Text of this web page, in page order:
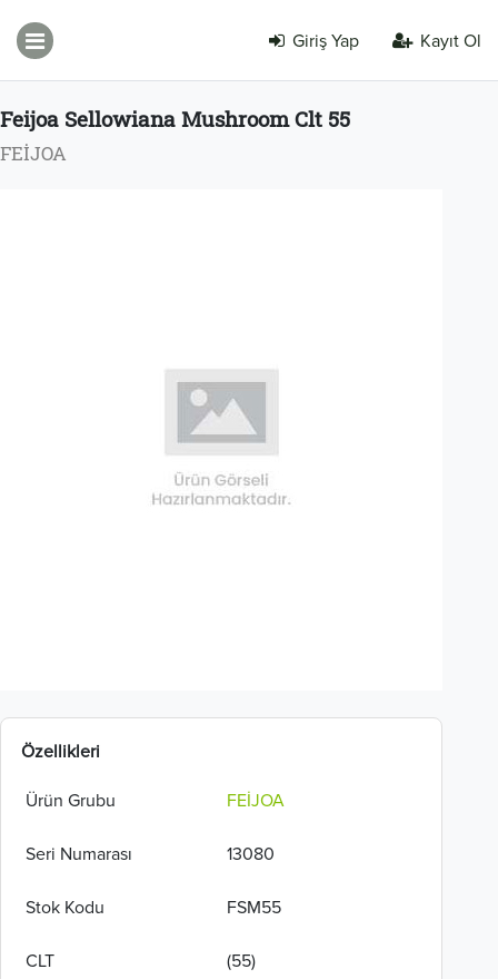
Giriş Yap Kayıt Ol
Feijoa Sellowiana Mushroom Clt 55
FEİJOA
Özellikleri
Ürün Grubu FEİJOA
Seri Numarası 13080
Stok Kodu FSM55
CLT (55)